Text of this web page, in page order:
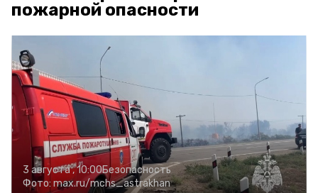
пожарной опасности
3 августа , 10:00Безопасность
Фото: max.ru/mchs_astrakhan